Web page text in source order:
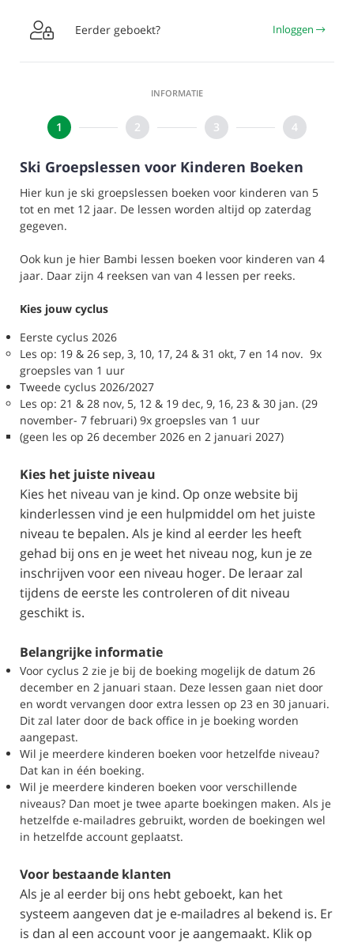
 Eerder geboekt? Inloggen
INFORMATIE
Ski Groepslessen voor Kinderen Boeken
Hier kun je ski groepslessen boeken voor kinderen van 5
tot en met 12 jaar. De lessen worden altijd op zaterdag
gegeven.
Ook kun je hier Bambi lessen boeken voor kinderen van 4
jaar. Daar zijn 4 reeksen van van 4 lessen per reeks.
Kies jouw cyclus
Eerste cyclus 2026
Les op: 19 & 26 sep, 3, 10, 17, 24 & 31 okt, 7 en 14 nov. 9x
groepsles van 1 uur
Tweede cyclus 2026/2027
Les op: 21 & 28 nov, 5, 12 & 19 dec, 9, 16, 23 & 30 jan. (29
november- 7 februari) 9x groepsles van 1 uur
(geen les op 26 december 2026 en 2 januari 2027)
Kies het juiste niveau
Kies het niveau van je kind. Op onze website bij
kinderlessen vind je een hulpmiddel om het juiste
niveau te bepalen. Als je kind al eerder les heeft
gehad bij ons en je weet het niveau nog, kun je ze
inschrijven voor een niveau hoger. De leraar zal
tijdens de eerste les controleren of dit niveau
geschikt is.
Belangrijke informatie
Voor cyclus 2 zie je bij de boeking mogelijk de datum 26
december en 2 januari staan. Deze lessen gaan niet door
en wordt vervangen door extra lessen op 23 en 30 januari.
Dit zal later door de back office in je boeking worden
aangepast.
Wil je meerdere kinderen boeken voor hetzelfde niveau?
Dat kan in één boeking.
Wil je meerdere kinderen boeken voor verschillende
niveaus? Dan moet je twee aparte boekingen maken. Als je
hetzelfde e-mailadres gebruikt, worden de boekingen wel
in hetzelfde account geplaatst.
Voor bestaande klanten
Als je al eerder bij ons hebt geboekt, kan het
systeem aangeven dat je e-mailadres al bekend is. Er
is dan al een account voor je aangemaakt. Klik op